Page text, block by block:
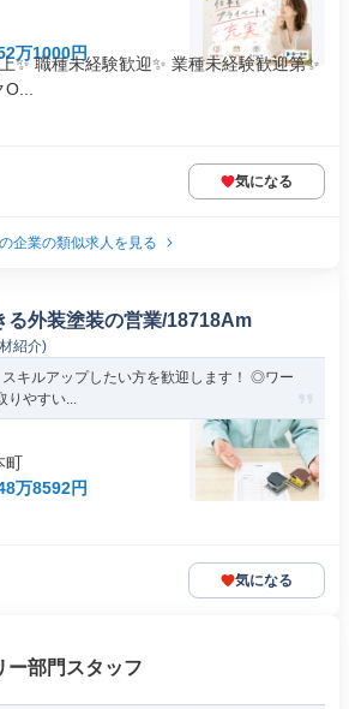
万1000円
✨ 職種未経験歓迎✨ 業種未経験歓迎第✨
気になる
企業の類似求人を見る
る外装塗装の営業/18718Am
紹介)
スキルアップしたい方を歓迎します！ ◎ワー
りやすい...
町
万8592円
気になる
ー部門スタッフ